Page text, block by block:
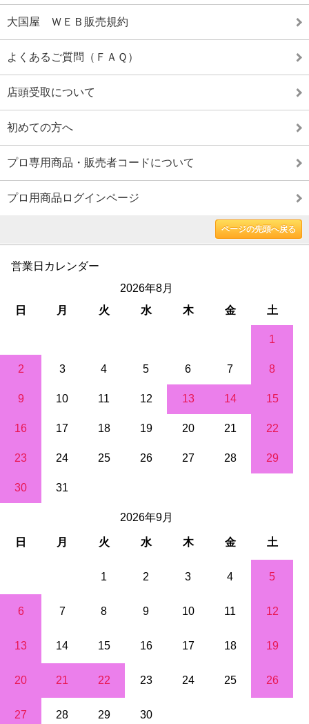
大国屋 ＷＥＢ販売規約
よくあるご質問（ＦＡＱ）
店頭受取について
初めての方へ
プロ専用商品・販売者コードについて
プロ用商品ログインページ
ページの先頭へ戻る
営業日カレンダー
2026年8月
日
月 火 水 木 金 土
1
2 3 4 5 6 7 8
9 10 11 12 13 14 15
16 17 18 19 20 21 22
23 24 25 26 27 28 29
30 31
2026年9月
日 月 火 水 木 金 土
1 2 3 4 5
6 7 8 9 10 11 12
13 14 15 16 17 18 19
20 21 22 23 24 25 26
27 28 29 30